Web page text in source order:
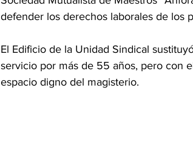
defender los derechos laborales de los
El Edificio de la Unidad Sindical
servicio por más de 55 años, pero con
espacio digno del magisterio.